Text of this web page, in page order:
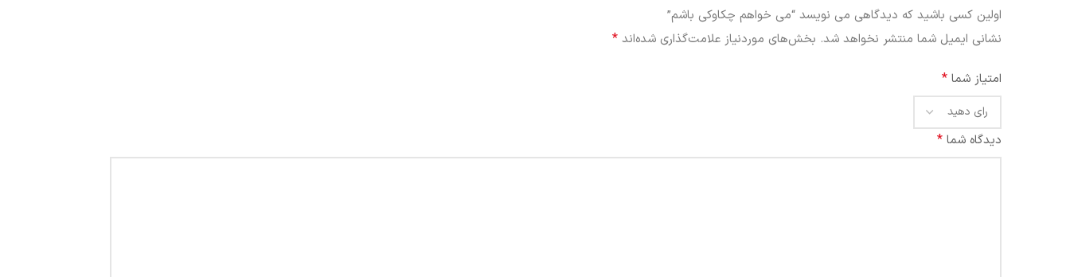
اولین کسی باشید که دیدگاهی می نویسد “می خواهم چکاوکی باشم”
نشانی ایمیل شما منتشر نخواهد شد. بخش‌های موردنیاز علامت‌گذاری شده‌اند *
امتیاز شما *
دیدگاه شما *